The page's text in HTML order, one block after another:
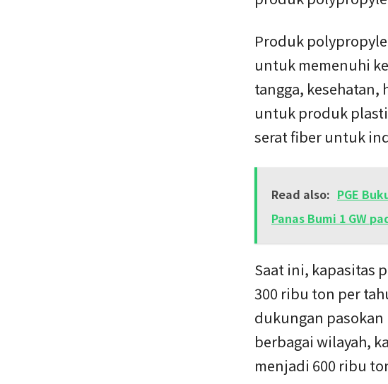
Produk
untuk memenuhi
tangga,
untuk produk
serat fiber untuk
Read also: PGE
Panas Bumi 1 GW
Saat ini, kapasitas
300 ribu ton per
dukungan
berbagai wilayah,
menjadi 600 ribu